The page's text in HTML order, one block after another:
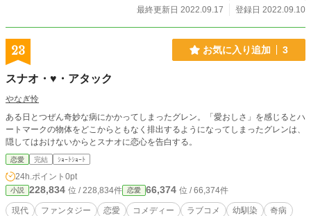
協力し、尊と仲間たちは、封印されていると言う、伝説の竜
ありながらクスッと笑えるヒューマンドラマでもあります。
最終更新日 2022.09.17
登録日 2022.09.10
23 お気に入り追加 3
スナオ・♥・アタック
やなぎ怜
ある日とつぜん奇妙な病にかかってしまったグレン。「愛おしさ」を感じるとハ
ートマークの物体をどこからともなく排出するようになってしまったグレンは、
隠してはおけないからとスナオに恋心を告白する。
恋愛 完結 ｼｮｰﾄｼｮｰﾄ
24h.ポイント 0pt
小説 228,834 位 / 228,834件 恋愛 66,374 位 / 66,374件
現代 ファンタジー 恋愛 コメディー ラブコメ 幼馴染
奇病